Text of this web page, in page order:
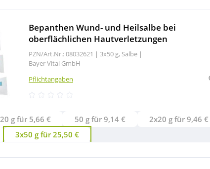
Bepanthen Wund- und Heilsalbe bei
oberflächlichen Hautverletzungen
PZN/Art.Nr.: 08032621 | 3x50 g, Salbe |
Bayer Vital GmbH
Pflichtangaben
20 g für 5,66 € 50 g für 9,14 € 2x20 g für 9,46 €
3x50 g für 25,50 €